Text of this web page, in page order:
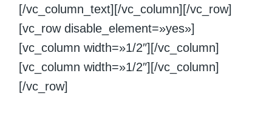
[/vc_column_text][/vc_column][/vc_row]
[vc_row disable_element=»yes»]
[vc_column width=»1/2″][/vc_column]
[vc_column width=»1/2″][/vc_column]
[/vc_row]